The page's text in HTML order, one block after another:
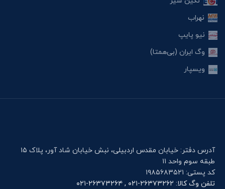
نهراب
نیو پایپ
وگ ایران (بی‌همتا)
ویسپار
آدرس دفتر: خیابان مقدس اردبیلی، نبش خیابان شاد آور، پلاک ۱۵
طبقه سوم واحد ۱۱
کد پستی: ۱۹۸۵۶۸۳۵۲۱
تلفن وگ کالا: ۲۶۳۷۳۲۶۲-۰۲۱ , ۲۶۳۷۳۲۶۴-۰۲۱